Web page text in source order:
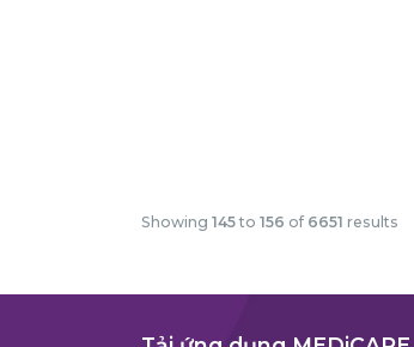
Showing 145to 156 of 6651 results